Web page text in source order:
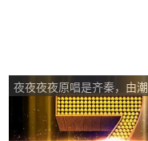
夜夜夜夜原唱是齐秦，由潮
韵大叔翻唱(播放:75)